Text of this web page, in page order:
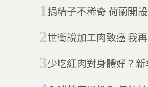
捐精子不稀奇 荷蘭開
世衛說加工肉致癌 我再也不能吃大香
少吃紅肉對身體好？